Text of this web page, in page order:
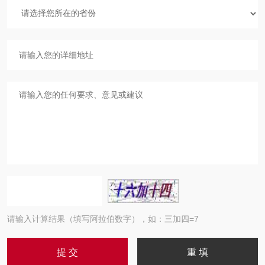
请输入计算结果（填写阿拉伯数字），如：三加四=7